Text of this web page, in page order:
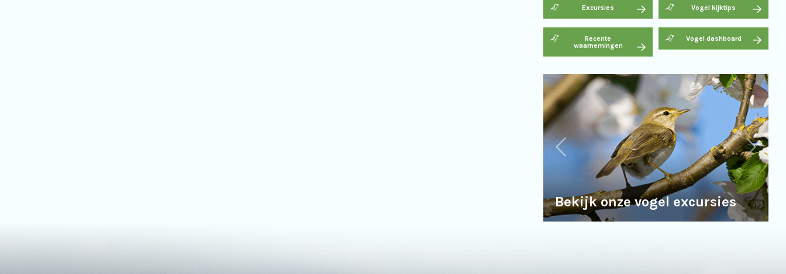
Excursies Vogel kijktips
Recente
waarnemingen
Vogel dashboard
Bekijk onze vogel excursies